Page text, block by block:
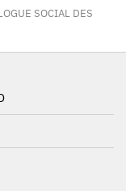
SOCIAL DES